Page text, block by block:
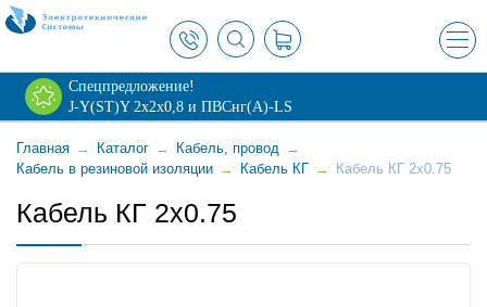
×
Спецпредложение!
J-Y(ST)Y 2х2х0,8 и ПВСнг(А)-LS
Главная → Каталог → Кабель, провод →
Кабель в резиновой изоляции → Кабель КГ → Кабель КГ 2x0.75
Кабель КГ 2x0.75